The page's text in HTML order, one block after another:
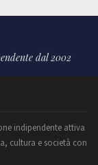
dal 2002
indipendente attiva
cultura e società con